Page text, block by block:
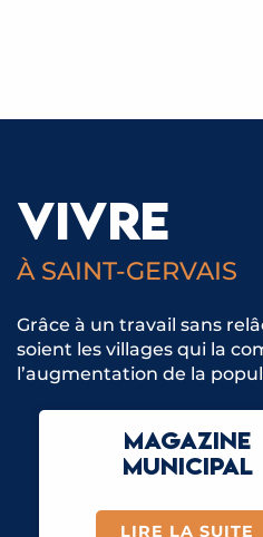
VIVRE
À SAINT-GERVAIS
Grâce à un travail sans
soient les villages qui la
l’augmentation de la
MAGAZINE
MUNICIPAL
LIRE LA SUITE